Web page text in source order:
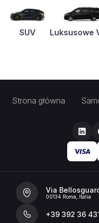
SUV Luksusowe
Strona główna
Via
00134 Roma, Italia
+39 392 36